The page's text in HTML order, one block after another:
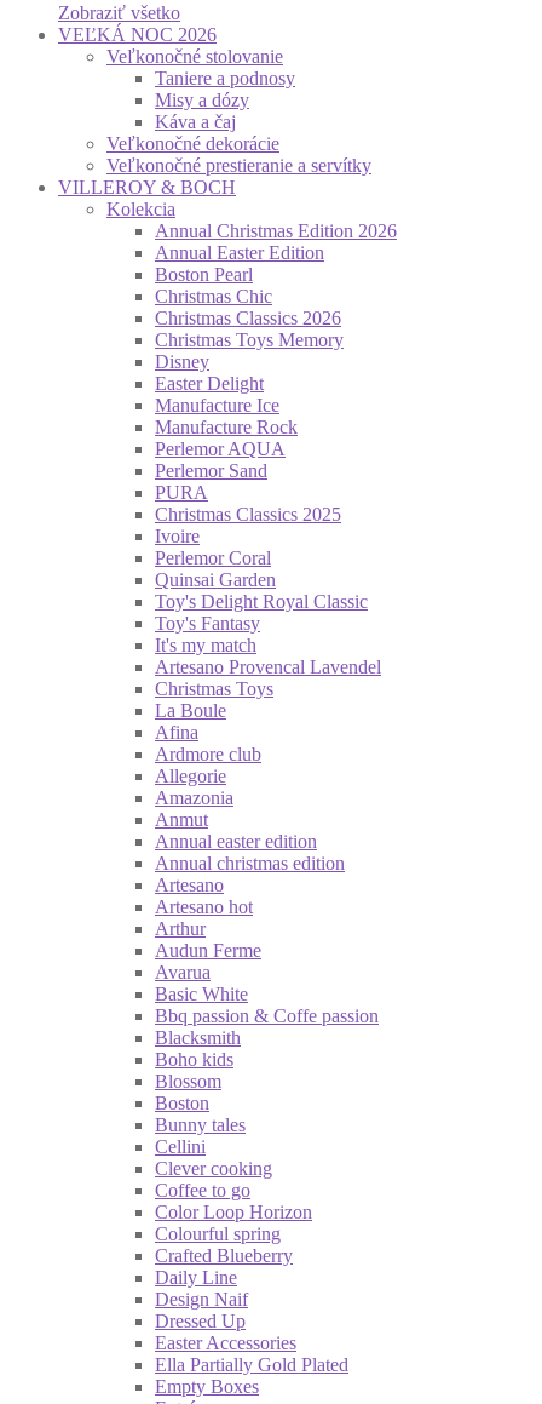
Zobraziť všetko
VEĽKÁ NOC 2026
Veľkonočné stolovanie
Taniere a podnosy
Misy a dózy
Káva a čaj
Veľkonočné dekorácie
Veľkonočné prestieranie a servítky
VILLEROY & BOCH
Kolekcia
Annual Christmas Edition 2026
Annual Easter Edition
Boston Pearl
Christmas Chic
Christmas Classics 2026
Christmas Toys Memory
Disney
Easter Delight
Manufacture Ice
Manufacture Rock
Perlemor AQUA
Perlemor Sand
PURA
Christmas Classics 2025
Ivoire
Perlemor Coral
Quinsai Garden
Toy's Delight Royal Classic
Toy's Fantasy
It's my match
Artesano Provencal Lavendel
Christmas Toys
La Boule
Afina
Ardmore club
Allegorie
Amazonia
Anmut
Annual easter edition
Annual christmas edition
Artesano
Artesano hot
Arthur
Audun Ferme
Avarua
Basic White
Bbq passion & Coffe passion
Blacksmith
Boho kids
Blossom
Boston
Bunny tales
Cellini
Clever cooking
Coffee to go
Color Loop Horizon
Colourful spring
Crafted Blueberry
Daily Line
Design Naif
Dressed Up
Easter Accessories
Ella Partially Gold Plated
Empty Boxes